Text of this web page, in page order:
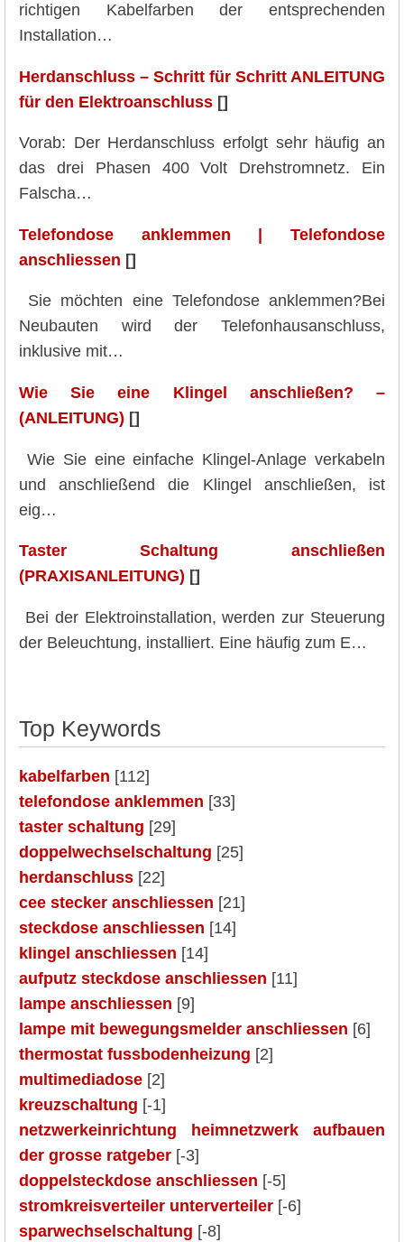
richtigen Kabelfarben der entsprechenden
Installation…
Herdanschluss – Schritt für Schritt ANLEITUNG
für den Elektroanschluss []
Vorab: Der Herdanschluss erfolgt sehr häufig an
das drei Phasen 400 Volt Drehstromnetz. Ein
Falscha…
Telefondose anklemmen | Telefondose
anschliessen []
Sie möchten eine Telefondose anklemmen?Bei
Neubauten wird der Telefonhausanschluss,
inklusive mit…
Wie Sie eine Klingel anschließen? –
(ANLEITUNG) []
Wie Sie eine einfache Klingel-Anlage verkabeln
und anschließend die Klingel anschließen, ist
eig…
Taster Schaltung anschließen
(PRAXISANLEITUNG) []
Bei der Elektroinstallation, werden zur Steuerung
der Beleuchtung, installiert. Eine häufig zum E…
Top Keywords
kabelfarben [112]
telefondose anklemmen [33]
taster schaltung [29]
doppelwechselschaltung [25]
herdanschluss [22]
cee stecker anschliessen [21]
steckdose anschliessen [14]
klingel anschliessen [14]
aufputz steckdose anschliessen [11]
lampe anschliessen [9]
lampe mit bewegungsmelder anschliessen [6]
thermostat fussbodenheizung [2]
multimediadose [2]
kreuzschaltung [-1]
netzwerkeinrichtung heimnetzwerk aufbauen
der grosse ratgeber [-3]
doppelsteckdose anschliessen [-5]
stromkreisverteiler unterverteiler [-6]
sparwechselschaltung [-8]